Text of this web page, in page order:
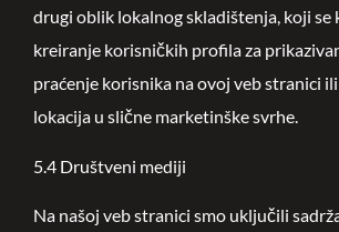
drugi oblik lokalnog skladištenja, koji se
kreiranje korisničkih profila za
praćenje korisnika na ovoj veb stranici
lokacija u slične marketinške svrhe.
5.4 Društveni mediji
Na našoj veb stranici smo uključili